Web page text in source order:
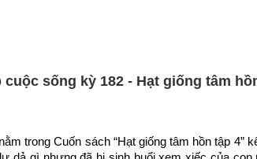
sống kỳ 182 - Hạt giống tâm
trong Cuốn sách “Hạt giống tâm hồn tập 4”
tín,
Sim